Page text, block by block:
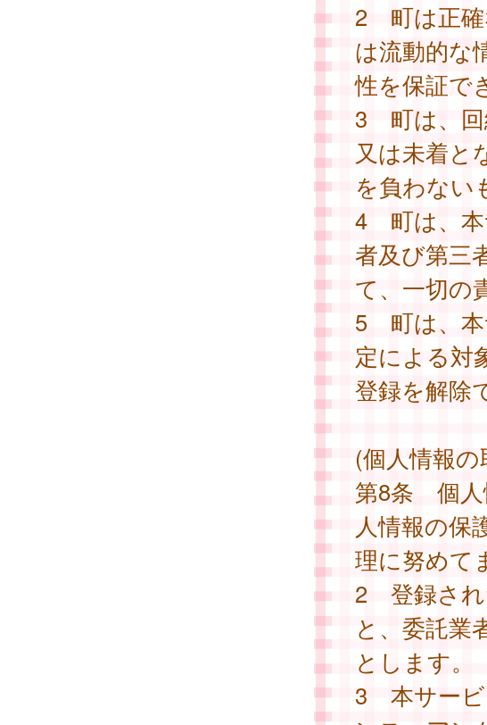
2 町は正確
は流動的な
性を保証で
3 町は、回
又は未着と
を負わない
4 町は、本
者及び第三
て、一切の
5 町は、本
定による対
登録を解除
(個人情報の
第8条 個人
人情報の保
理に努めて
2 登録され
と、委託業
とします。
3 本サービ